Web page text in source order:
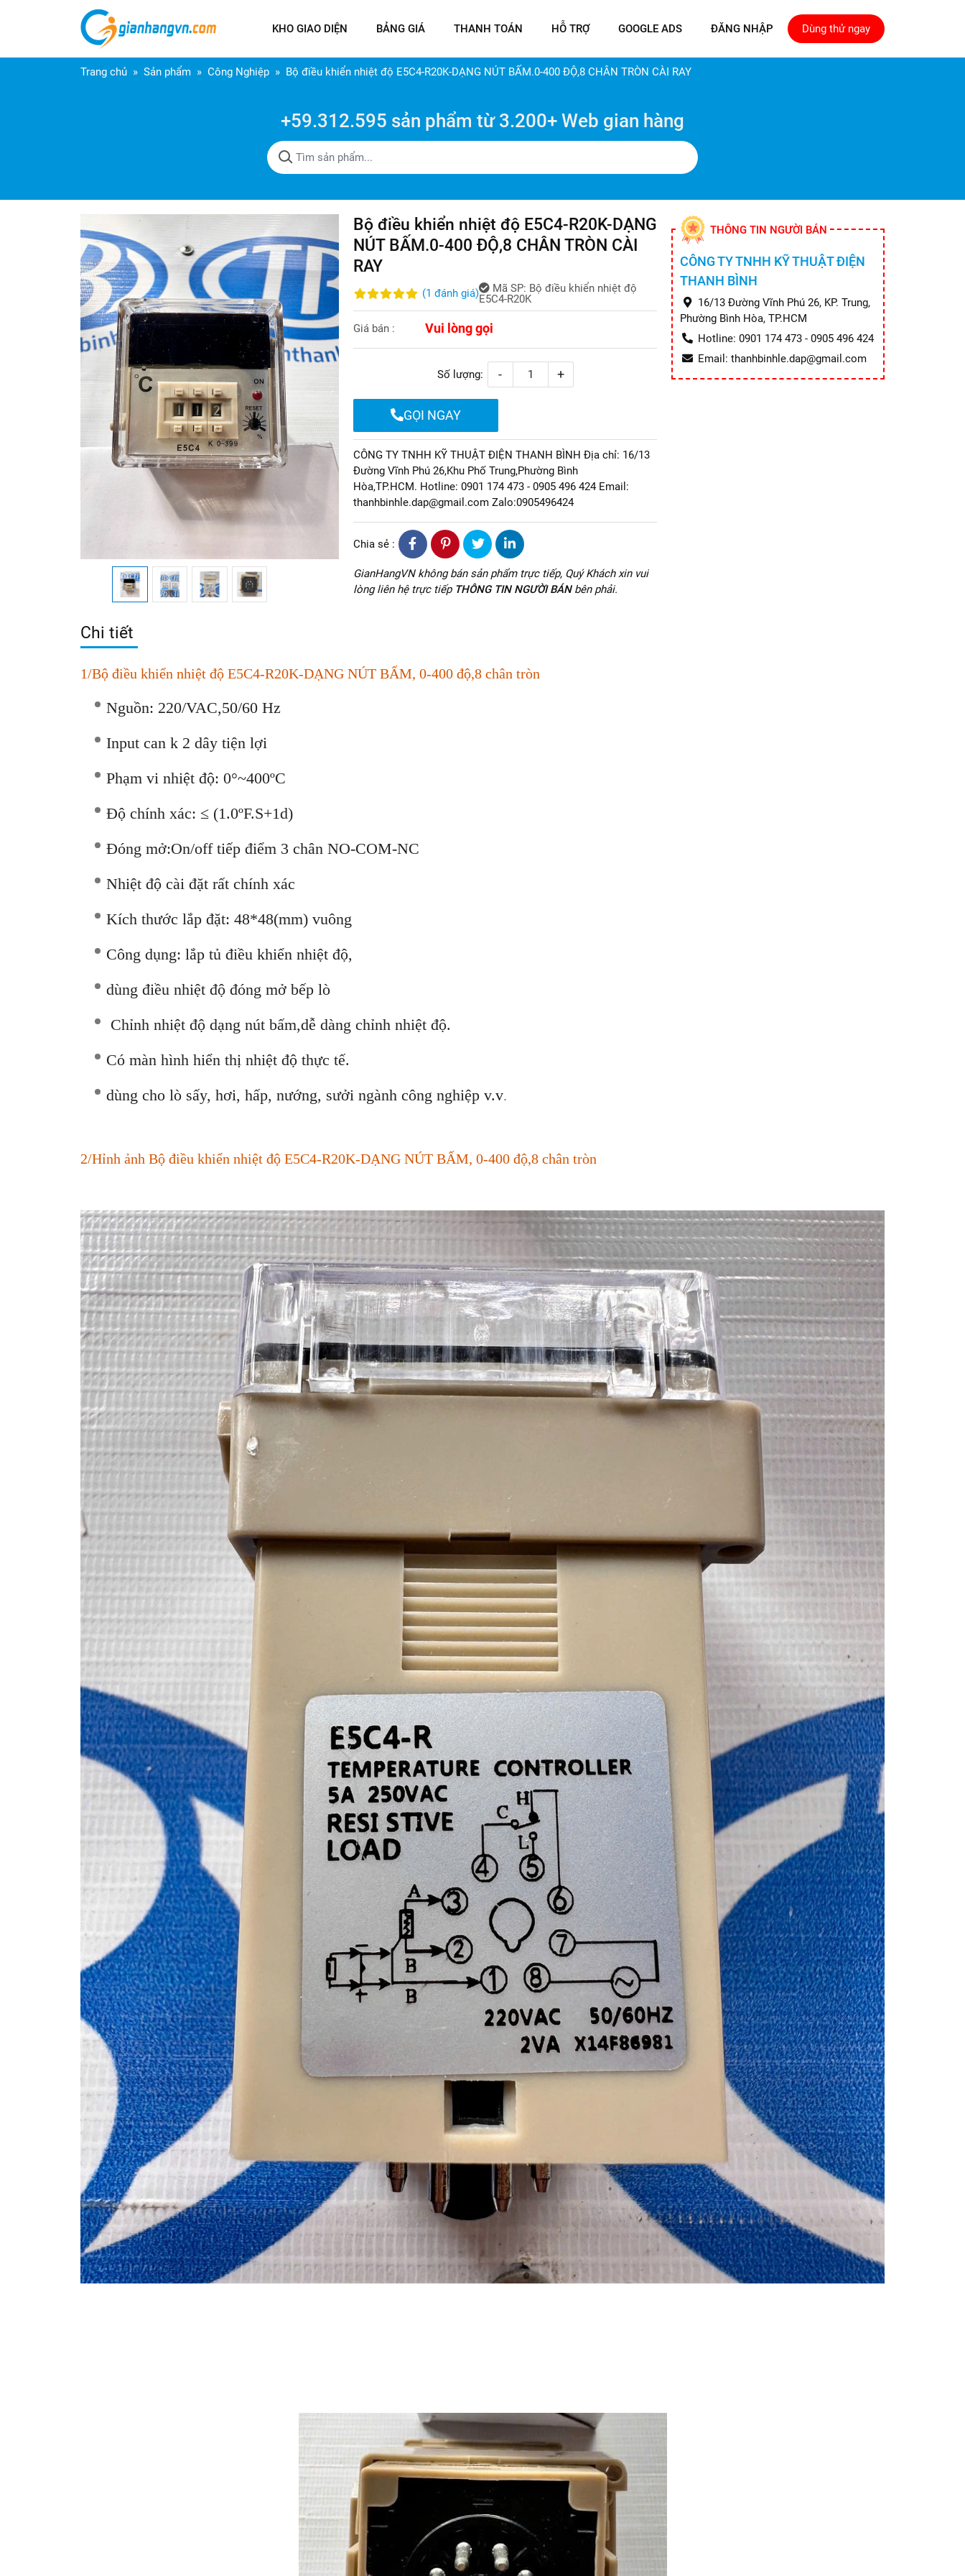
KHO GIAO DIỆN BẢNG GIÁ THANH TOÁN HỖ TRỢ GOOGLE ADS ĐĂNG NHẬP Dùng thử ngay
Trang chủ Sản phẩm Công Nghiệp Bộ điều khiển nhiệt độ E5C4-R20K-DẠNG NÚT BẤM.0-400 ĐỘ,8 CHÂN TRÒN CÀI RAY
+59.312.595 sản phẩm từ 3.200+ Web gian hàng
Bộ điều khiển nhiệt độ E5C4-R20K-DẠNG
NÚT BẤM.0-400 ĐỘ,8 CHÂN TRÒN CÀI
RAY
(1 đánh giá) Mã SP: Bộ điều khiển nhiệt độ
E5C4-R20K
Giá bán : Vui lòng gọi
Số lượng: - +
GỌI NGAY
CÔNG TY TNHH KỸ THUẬT ĐIỆN THANH BÌNH Địa chỉ: 16/13
Đường Vĩnh Phú 26,Khu Phố Trung,Phường Bình
Hòa,TP.HCM. Hotline: 0901 174 473 - 0905 496 424 Email:
thanhbinhle.dap@gmail.com Zalo:0905496424
Chia sẻ :
GianHangVN không bán sản phẩm trực tiếp, Quý Khách xin vui
lòng liên hệ trực tiếp THÔNG TIN NGƯỜI BÁNbên phải.
THÔNG TIN NGƯỜI BÁN
CÔNG TY TNHH KỸ THUẬT ĐIỆN
THANH BÌNH
16/13 Đường Vĩnh Phú 26, KP. Trung,
Phường Bình Hòa, TP.HCM
Hotline: 0901 174 473 - 0905 496 424
Email: thanhbinhle.dap@gmail.com
Chi tiết
1/Bộ điều khiển nhiệt độ E5C4-R20K-DẠNG NÚT BẤM, 0-400 độ,8 chân tròn
Nguồn: 220/VAC,50/60 Hz
Input can k 2 dây tiện lợi
Phạm vi nhiệt độ: 0°~400ºC
Độ chính xác: ≤ (1.0ºF.S+1d)
Đóng mở:On/off tiếp điểm 3 chân NO-COM-NC
Nhiệt độ cài đặt rất chính xác
Kích thước lắp đặt: 48*48(mm) vuông
Công dụng: lắp tủ điều khiển nhiệt độ,
dùng điều nhiệt độ đóng mở bếp lò
Chỉnh nhiệt độ dạng nút bấm,dễ dàng chỉnh nhiệt độ.
Có màn hình hiển thị nhiệt độ thực tế.
dùng cho lò sấy, hơi, hấp, nướng, sưởi ngành công nghiệp v.v.
2/Hỉnh ảnh Bộ điều khiển nhiệt độ E5C4-R20K-DẠNG NÚT BẤM, 0-400 độ,8 chân tròn